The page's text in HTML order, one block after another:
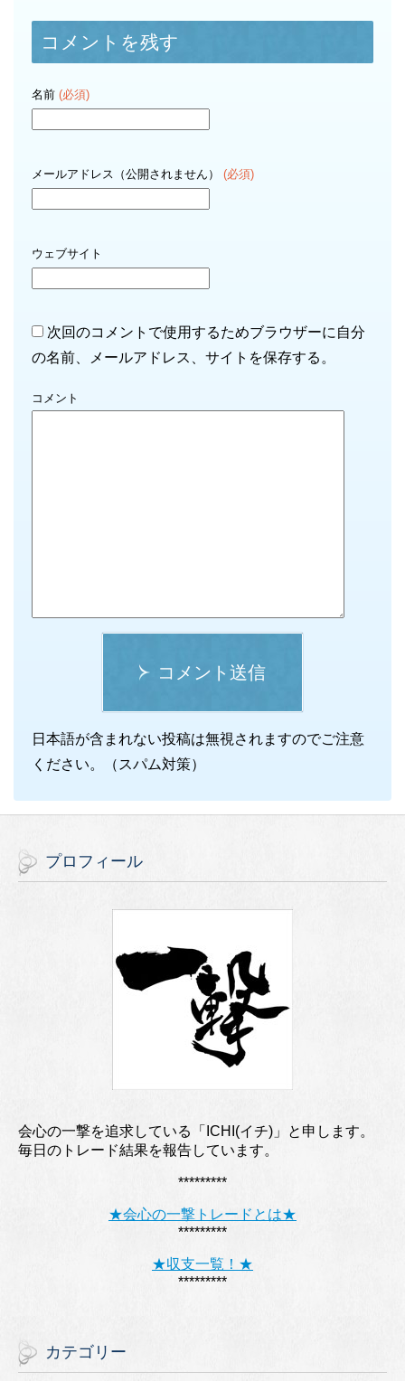
コメントを残す
名前 (必須)
メールアドレス（公開されません） (必須)
ウェブサイト
次回のコメントで使用するためブラウザーに自分
の名前、メールアドレス、サイトを保存する。
コメント
コメント送信
日本語が含まれない投稿は無視されますのでご注意
ください。（スパム対策）
プロフィール
会心の一撃を追求している「ICHI(イチ)」と申します。
毎日のトレード結果を報告しています。
*********
★会心の一撃トレードとは★
*********
★収支一覧！★
*********
カテゴリー